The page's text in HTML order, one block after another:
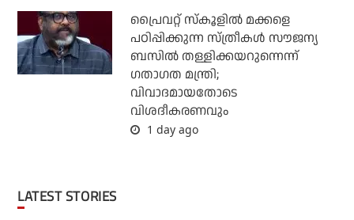
പ്രൈവറ്റ് സ്‌കൂളില്‍ മക്കളെ
പഠിപ്പിക്കുന്ന സ്ത്രീകള്‍ സൗജന്യ
ബസില്‍ തള്ളിക്കയറുന്നെന്ന്
ഗതാഗത മന്ത്രി;
വിവാദമായതോടെ
വിശദീകരണവും
1 day ago
LATEST STORIES